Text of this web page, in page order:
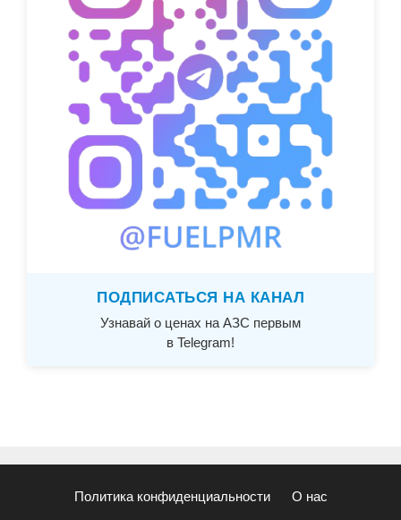
ПОДПИСАТЬСЯ НА КАНАЛ
Узнавай о ценах на АЗС первым
в Telegram!
Политика конфиденциальности О нас